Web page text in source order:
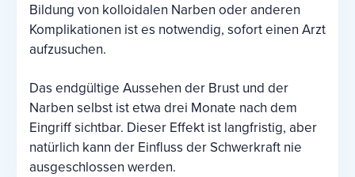
Bildung von kolloidalen Narben oder anderen
Komplikationen ist es notwendig, sofort einen Arzt
aufzusuchen.
Das endgültige Aussehen der Brust und der
Narben selbst ist etwa drei Monate nach dem
Eingriff sichtbar. Dieser Effekt ist langfristig, aber
natürlich kann der Einfluss der Schwerkraft nie
ausgeschlossen werden.